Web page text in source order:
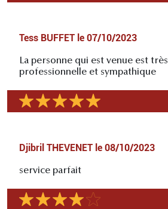
Tess BUFFET le 07/10/2023
La personne qui est venue est très
professionnelle et sympathique
Djibril THEVENET le 08/10/2023
service parfait